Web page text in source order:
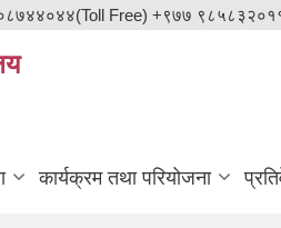
Free) +९७७
कार्यक्रम तथा परियोजना